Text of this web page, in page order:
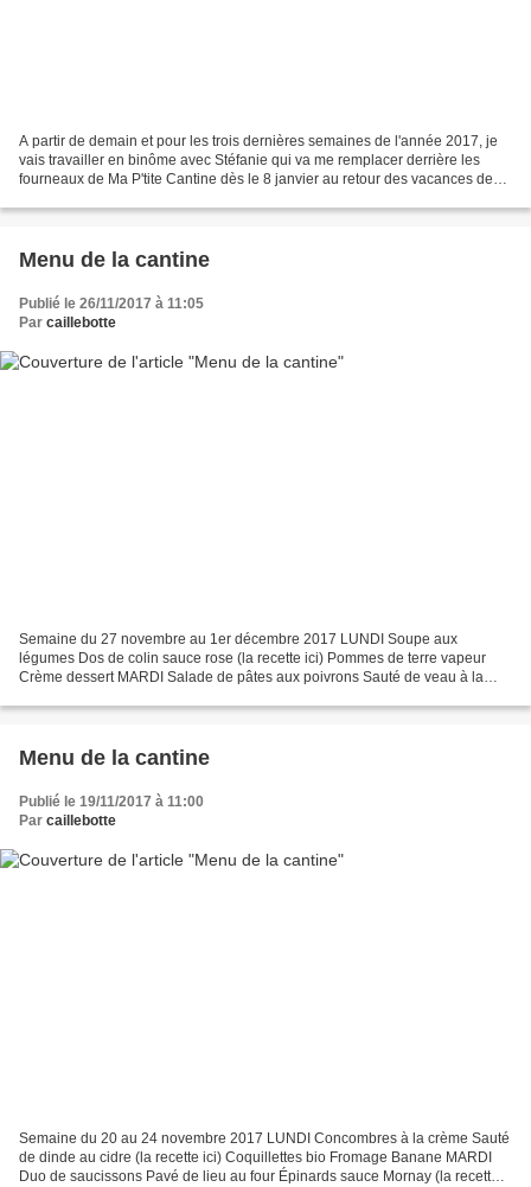
A partir de demain et pour les trois dernières semaines de l'année 2017, je
vais travailler en binôme avec Stéfanie qui va me remplacer derrière les
fourneaux de Ma P'tite Cantine dès le 8 janvier au retour des vacances de
Menu de la cantine
Publié le 26/11/2017 à 11:05
Par caillebotte
Semaine du 27 novembre au 1er décembre 2017 LUNDI Soupe aux
légumes Dos de colin sauce rose (la recette ici) Pommes de terre vapeur
Crème dessert MARDI Salade de pâtes aux poivrons Sauté de veau à la
Menu de la cantine
Publié le 19/11/2017 à 11:00
Par caillebotte
Semaine du 20 au 24 novembre 2017 LUNDI Concombres à la crème Sauté
de dinde au cidre (la recette ici) Coquillettes bio Fromage Banane MARDI
Duo de saucissons Pavé de lieu au four Épinards sauce Mornay (la recette